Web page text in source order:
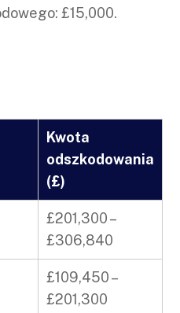
£15,000.
Kwota
odszkodowania
(£)
£201,300 –
£306,840
£109,450 –
£201,300